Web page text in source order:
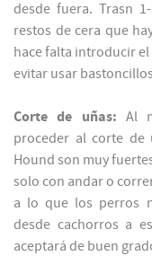
desde fuera. Trasn
restos de cera que
hace falta introducir
evitar usar
Corte de uñas: Al
proceder al corte de
Hound son muy
solo con andar o
a lo que los perros
desde cachorros a
aceptará de buen